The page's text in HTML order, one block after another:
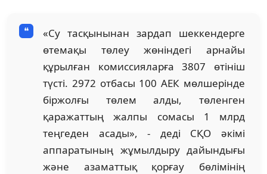
«Су тасқынынан зардап шеккендерге
өтемақы төлеу жөніндегі арнайы
құрылған комиссияларға 3807 өтініш
түсті. 2972 отбасы 100 АЕК мөлшерінде
біржолғы төлем алды, төленген
қаражаттың жалпы сомасы 1 млрд
теңгеден асады», - деді СҚО әкімі
аппаратының жұмылдыру дайындығы
және азаматтық қорғау бөлімінің